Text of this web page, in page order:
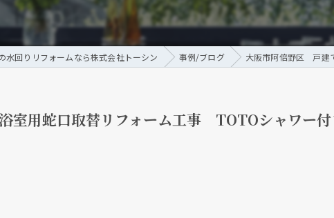
水回りリフォームなら株式会社トーシン 事例/ブログ 大阪市阿倍野区 戸建
室用蛇口取替リフォーム工事 TOTOシャワー